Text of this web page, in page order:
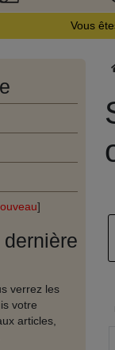
Vous
]
verrez les
votre
articles,